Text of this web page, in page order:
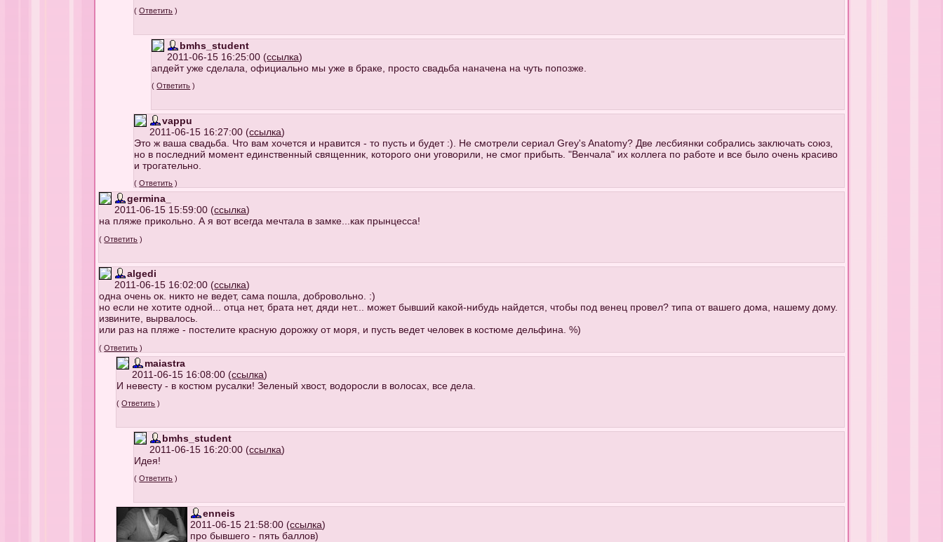
(Ответить )
bmhs_student
2011-06-15 16:25:00 (ссылка)
апдейт уже сделала, официально мы уже в браке, просто свадьба наначена на чуть попозже.
(Ответить )
vappu
2011-06-15 16:27:00 (ссылка)
Это ж ваша свадьба. Что вам хочется и нравится - то пусть и будет :). Не смотрели сериал Grey's Anatomy? Две лесбиянки собрались заключать союз,
но в последний момент единственный священник, которого они уговорили, не смог прибыть. "Венчала" их коллега по работе и все было очень красиво
и трогательно.
(Ответить )
germina_
2011-06-15 15:59:00 (ссылка)
на пляже прикольно. А я вот всегда мечтала в замке...как прынцесса!
(Ответить )
algedi
2011-06-15 16:02:00 (ссылка)
одна очень ок. никто не ведет, сама пошла, добровольно. :)
но если не хотите одной... отца нет, брата нет, дяди нет... может бывший какой-нибудь найдется, чтобы под венец провел? типа от вашего дома, нашему дому.
извините, вырвалось.
или раз на пляже - постелите красную дорожку от моря, и пусть ведет человек в костюме дельфина. %)
(Ответить )
maiastra
2011-06-15 16:08:00 (ссылка)
И невесту - в костюм русалки! Зеленый хвост, водоросли в волосах, все дела.
(Ответить )
bmhs_student
2011-06-15 16:20:00 (ссылка)
Идея!
(Ответить )
enneis
2011-06-15 21:58:00 (ссылка)
про бывшего - пять баллов)